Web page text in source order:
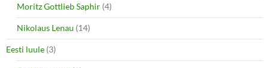
Moritz Gottlieb Saphir (4)
Nikolaus Lenau (14)
Eesti luule (3)